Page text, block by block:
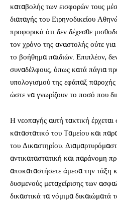
καταβολής των εισφορών τους
διαταγής του Ειρηνοδικείου
προφορικά ότι δεν δέχεσθε
τον χρόνο της αναστολής ούτε
το βοήθημα παιδιών. Επιπλέον,
συναδέλφους, όπως κατά πάγια
υπολογισμού της εφάπαξ
ώστε να γνωρίζουν το ποσό που
Η νεοπαγής αυτή τακτική
καταστατικό του Ταμείου και
του Δικαστηρίου.
αντικαταστατική και παράνομη
αποκαταστήσετε άμεσα την τάξη
δυσμενούς μεταχείρισης των
δικαστικά τα νόμιμα δικαιώματά